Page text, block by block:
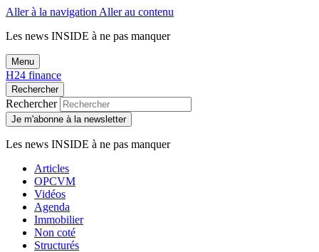
Aller à la navigation Aller au contenu
Les news INSIDE à ne pas manquer
Menu
H24 finance
Rechercher
Rechercher
Je m'abonne à la newsletter
Les news INSIDE à ne pas manquer
Articles
OPCVM
Vidéos
Agenda
Immobilier
Non coté
Structurés